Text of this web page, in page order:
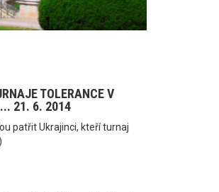
TOLERANCE V
21. 6. 2014
patřit Ukrajinci, kteří turnaj